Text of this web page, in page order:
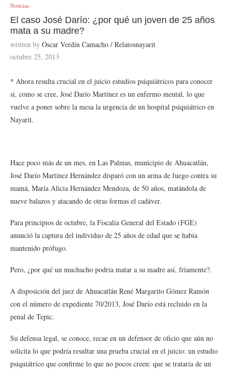
Noticias
El caso José Darío: ¿por qué un joven de 25 años
mata a su madre?
written by Óscar Verdín Camacho / Relatosnayarit
octubre 25, 2013
* Ahora resulta crucial en el juicio estudios psiquiátricos para conocer
si, como se cree, José Darío Martínez es un enfermo mental, lo que
vuelve a poner sobre la mesa la urgencia de un hospital psiquiátrico en
Nayarit.
Hace poco más de un mes, en Las Palmas, municipio de Ahuacatlán,
José Darío Martínez Hernández disparó con un arma de fuego contra su
mamá, María Alicia Hernández Mendoza, de 50 años, matándola de
nueve balazos y atacando de otras formas el cadáver.
Para principios de octubre, la Fiscalía General del Estado (FGE)
anunció la captura del individuo de 25 años de edad que se había
mantenido prófugo.
Pero, ¿por qué un muchacho podría matar a su madre así, fríamente?.
A disposición del juez de Ahuacatlán René Margarito Gómez Ramón
con el número de expediente 70/2013, José Darío está recluido en la
penal de Tepic.
Su defensa legal, se conoce, recae en un defensor de oficio que aún no
solicita lo que podría resultar una prueba crucial en el juicio: un estudio
psiquiátrico que confirme lo que no pocos creen: que se trataría de un